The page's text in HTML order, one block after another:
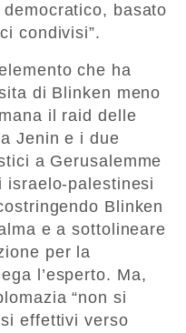
basato
condivisi”.
che ha
di Blinken meno
il raid delle
Jenin e i due
a Gerusalemme
israelo-palestinesi
Blinken
e a sottolineare
per la
l’esperto. Ma,
“non si
effettivi verso